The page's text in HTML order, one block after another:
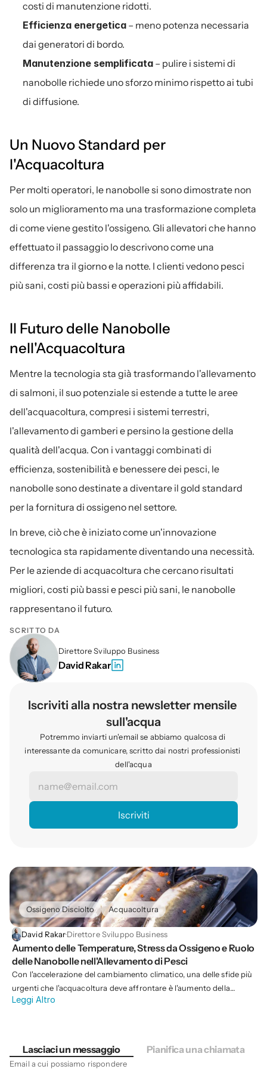
SCRITTO DA
Direttore Sviluppo Business
David Rakar
Iscriviti alla nostra newsletter mensile
sull'acqua
Potremmo inviarti un'email se abbiamo qualcosa di
interessante da comunicare, scritto dai nostri professionisti
dell'acqua
costi di manutenzione ridotti.
Efficienza energetica – meno potenza necessaria
dai generatori di bordo.
Manutenzione semplificata – pulire i sistemi di
nanobolle richiede uno sforzo minimo rispetto ai tubi
di diffusione.
Un Nuovo Standard per
l'Acquacoltura
Per molti operatori, le nanobolle si sono dimostrate non
solo un miglioramento ma una trasformazione completa
di come viene gestito l'ossigeno. Gli allevatori che hanno
effettuato il passaggio lo descrivono come una
differenza tra il giorno e la notte. I clienti vedono pesci
più sani, costi più bassi e operazioni più affidabili.
Il Futuro delle Nanobolle
nell'Acquacoltura
Mentre la tecnologia sta già trasformando l'allevamento
di salmoni, il suo potenziale si estende a tutte le aree
dell'acquacoltura, compresi i sistemi terrestri,
l'allevamento di gamberi e persino la gestione della
qualità dell'acqua. Con i vantaggi combinati di
efficienza, sostenibilità e benessere dei pesci, le
nanobolle sono destinate a diventare il gold standard
per la fornitura di ossigeno nel settore.
In breve, ciò che è iniziato come un'innovazione
tecnologica sta rapidamente diventando una necessità.
Per le aziende di acquacoltura che cercano risultati
migliori, costi più bassi e pesci più sani, le nanobolle
rappresentano il futuro.
Ossigeno Disciolto Acquacoltura
David Rakar·Direttore Sviluppo Business
Aumento delle Temperature, Stress da Ossigeno e Ruolo
delle Nanobolle nell'Allevamento di Pesci
Con l'accelerazione del cambiamento climatico, una delle sfide più
urgenti che l'acquacoltura deve affrontare è l'aumento della
temperatura dell'acqua. L'allevamento ittico—un settore che già
ossigeno in stagni, vasche e recinzioni costiere diminuiscono.
Leggi Altro
Lasciaci un messaggio Pianifica una chiamata
Email a cui possiamo rispondere